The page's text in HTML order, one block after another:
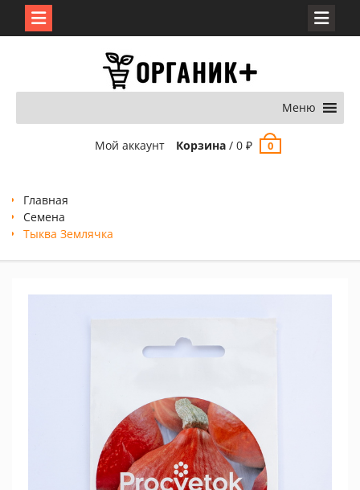
Меню
Мой аккаунт Корзина/ 0 ₽ 0
Главная
Семена
Тыква Землячка